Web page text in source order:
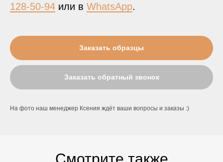
128-50-94 или в WhatsApp.
Заказать образцы
Заказать обратный звонок
На фото наш менеджер Ксения ждёт ваши вопросы и заказы :)